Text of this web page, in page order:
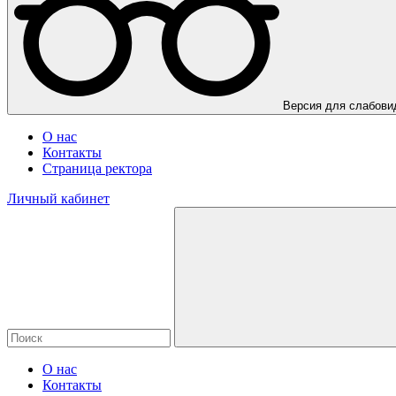
Версия для
О нас
Контакты
Страница ректора
Личный кабинет
О нас
Контакты